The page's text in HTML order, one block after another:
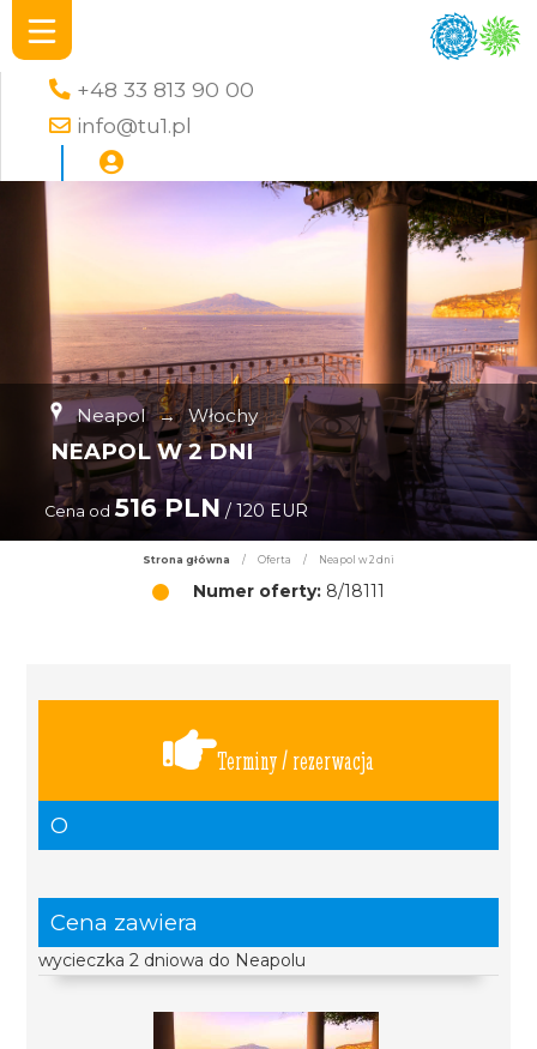
+48 33 813 90 00
info@tu1.pl
Neapol → Włochy
NEAPOL W 2 DNI
Cena od 516 PLN/ 120 EUR
Strona główna / Oferta / Neapol w 2 dni
Numer oferty: 8/18111
Terminy / rezerwacja
O
Cena zawiera
wycieczka 2 dniowa do Neapolu